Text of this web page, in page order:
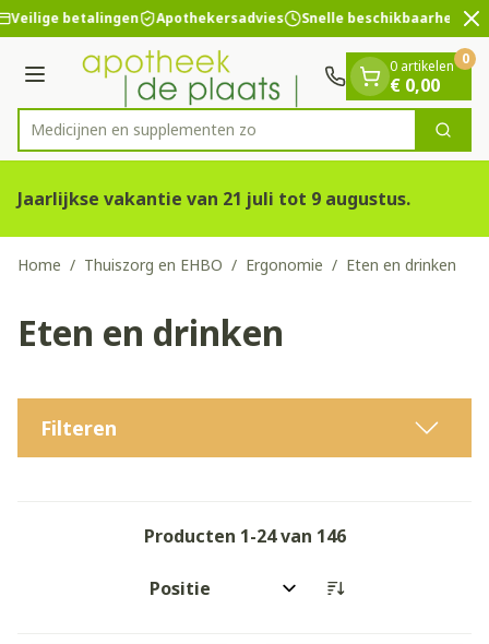
Ga naar de inhoud
2 van 2
Veilige betalingen Apothekersadvies Snelle beschikbaarheid
Menu
Product, merk, categorie...
Medicijnen e Zoek
0 artikelen
€ 0,00
0
Jaarlijkse vakantie van 21 juli tot 9 augustus.
Home / Thuiszorg en EHBO / Ergonomie / Eten en drinken
Eten en drinken
Filteren
Producten 1-24van 146
Sorteer op: